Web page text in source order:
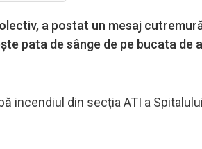
a postat un mesaj
pata de sânge de pe bucata de
incendiul din secția ATI a